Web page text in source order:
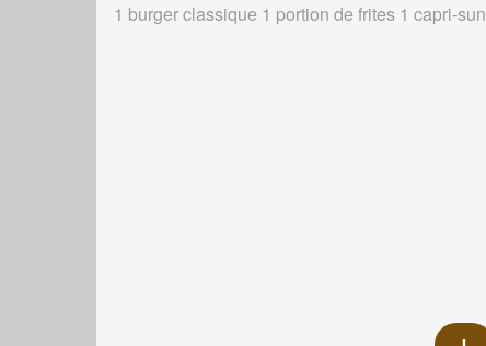
1 burger classique 1 portion de frites 1 capri-sun